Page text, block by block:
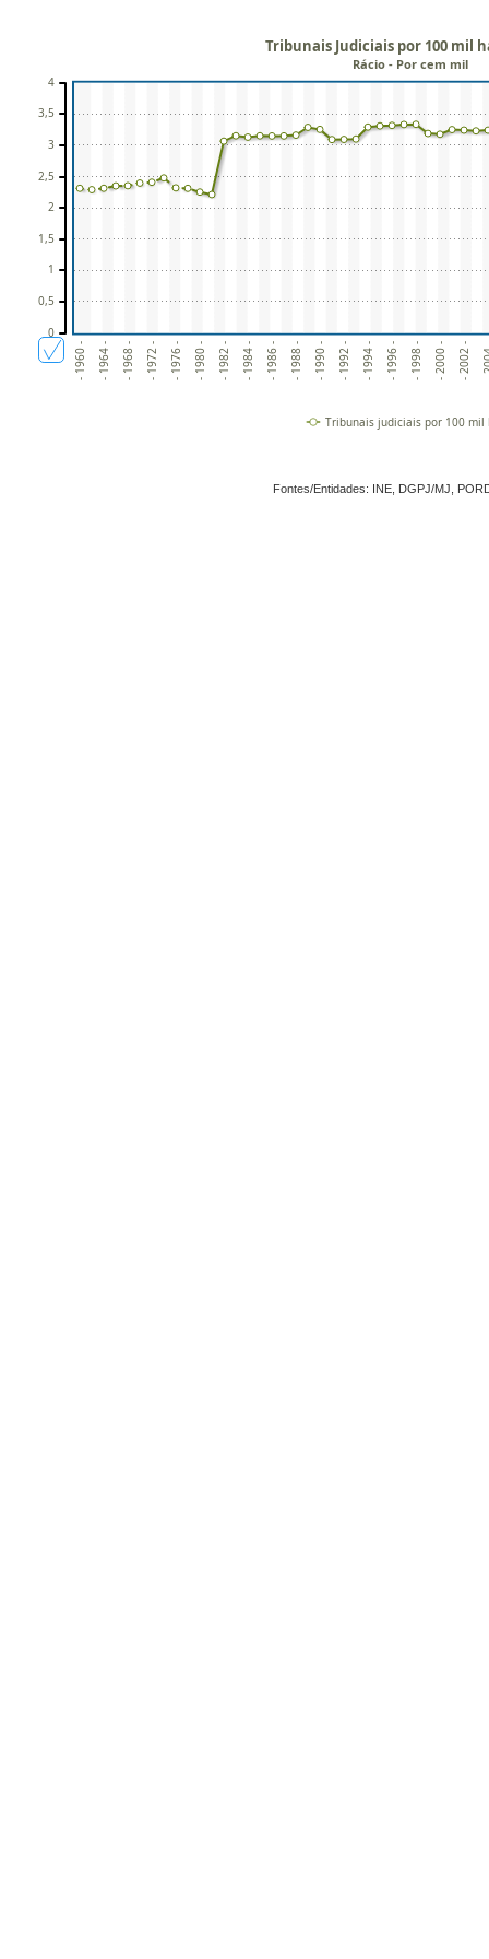
- 1960 - - 1964 - - 1968 - - 1972 - - 1976 - - 1980 - - 1982 - - 1984 - - 1986 - - 1988 - - 1990 - - 1992 - - 1994 - - 1996 - - 1998 - - 2000 - - 2002 - -
Tribunais Judiciais por 100 mil
Rácio - Por cem mil
0
0,5
1
1,5
2
2,5
3
3,5
4
Tribunais judiciais por 100 mil
Fontes/Entidades: INE, DGPJ/MJ,